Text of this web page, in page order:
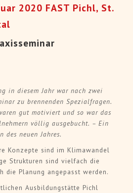
2020 FAST Pichl, St.
in diesem Jahr war nach zwei
zu brennenden Spezialfragen.
gut motiviert und so war das
völlig ausgebucht. – Ein
des neuen Jahres.
Konzepte sind im Klimawandel
Strukturen sind vielfach die
die Planung angepasst werden.
Ausbildungstätte Pichl